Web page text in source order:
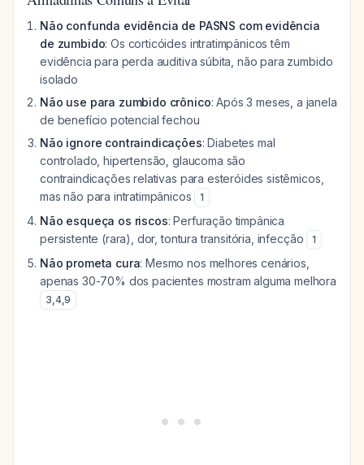
Não confunda evidência de PASNS com evidência
de zumbido: Os corticóides intratimpânicos têm
evidência para perda auditiva súbita, não para zumbido
isolado
Não use para zumbido crônico: Após 3 meses, a janela
de benefício potencial fechou
Não ignore contraindicações: Diabetes mal
controlado, hipertensão, glaucoma são
contraindicações relativas para esteróides sistêmicos,
mas não para intratimpânicos
1
Não esqueça os riscos: Perfuração timpânica
persistente (rara), dor, tontura transitória, infecção
1
Não prometa cura: Mesmo nos melhores cenários,
apenas 30-70% dos pacientes mostram alguma melhora
3,4,9